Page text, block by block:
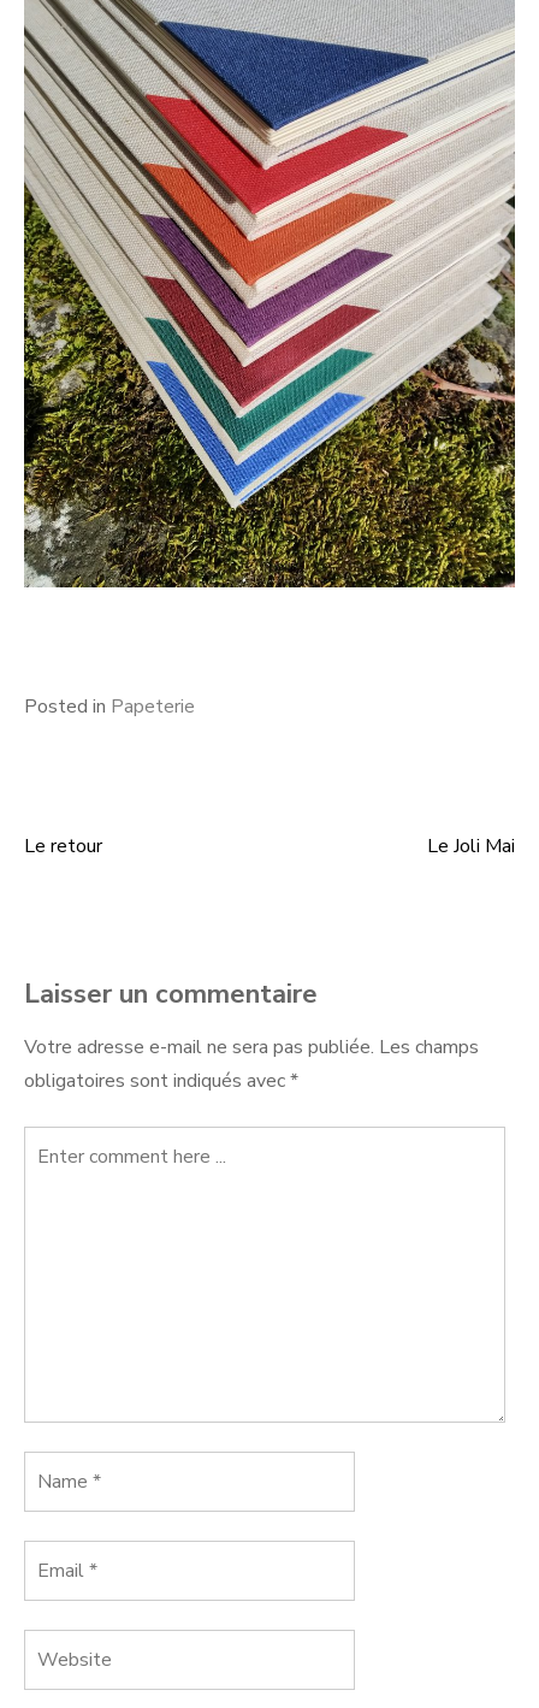
Posted in Papeterie
Navigation
l’article
Le retour Le Joli Mai
Laisser un commentaire
Votre adresse e-mail ne sera pas publiée. Les champs
obligatoires sont indiqués avec*